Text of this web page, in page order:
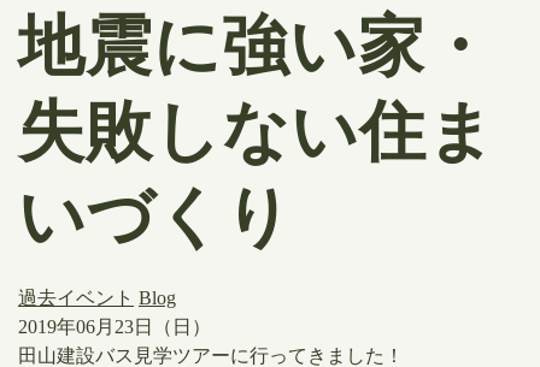
地震に強い家・
失敗しない住ま
いづくり
過去イベント Blog
2019年06月23日（日）
​田山建設バス見学ツアーに行ってきました！